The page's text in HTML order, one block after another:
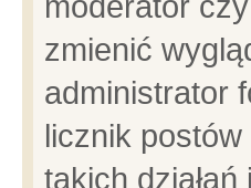
zmienić
administrator
licznik
takich